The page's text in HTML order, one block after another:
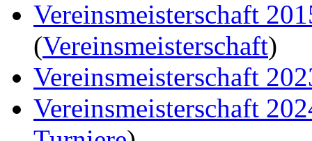
Vereinsmeisterschaft
(Vereinsmeisterschaft)
Vereinsmeisterschaft
Vereinsmeisterschaft